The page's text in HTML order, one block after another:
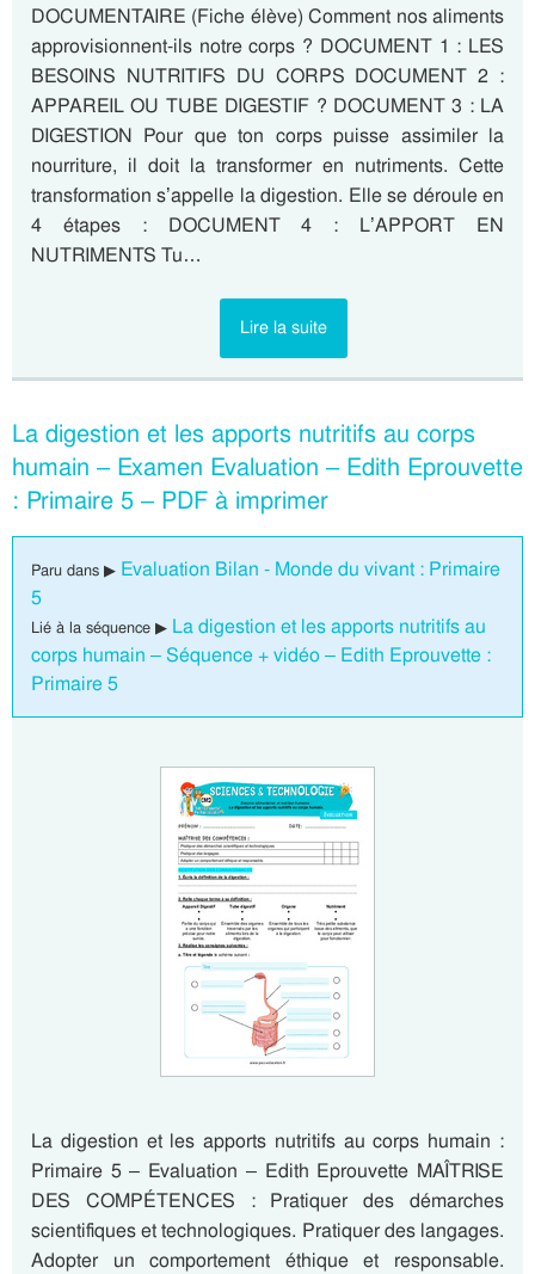
DOCUMENTAIRE (Fiche élève) Comment nos aliments
approvisionnent-ils notre corps ? DOCUMENT 1 : LES
BESOINS NUTRITIFS DU CORPS DOCUMENT 2 :
APPAREIL OU TUBE DIGESTIF ? DOCUMENT 3 : LA
DIGESTION Pour que ton corps puisse assimiler la
nourriture, il doit la transformer en nutriments. Cette
transformation s’appelle la digestion. Elle se déroule en
4 étapes : DOCUMENT 4 : L’APPORT EN
NUTRIMENTS Tu…
Lire la suite
La digestion et les apports nutritifs au corps
humain – Examen Evaluation – Edith Eprouvette
: Primaire 5 – PDF à imprimer
Paru dans ▶ Evaluation Bilan - Monde du vivant : Primaire
5
Lié à la séquence ▶ La digestion et les apports nutritifs au
corps humain – Séquence + vidéo – Edith Eprouvette :
Primaire 5
La digestion et les apports nutritifs au corps humain :
Primaire 5 – Evaluation – Edith Eprouvette MAÎTRISE
DES COMPÉTENCES : Pratiquer des démarches
scientifiques et technologiques. Pratiquer des langages.
Adopter un comportement éthique et responsable.